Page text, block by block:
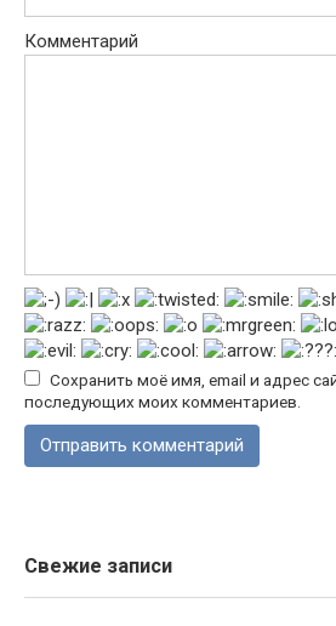
Комментарий
Сохранить моё имя, email и адрес
последующих моих комментариев.
Свежие записи